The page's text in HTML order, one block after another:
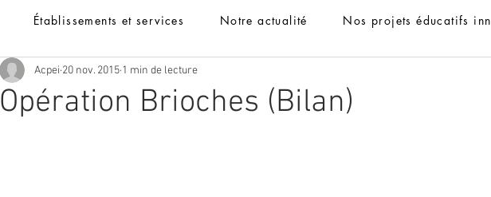
Établissements et services Notre actualité Nos projets éducatifs
Opération Brioches (Bilan)
Acpei 20 nov. 2015 1 min de lecture